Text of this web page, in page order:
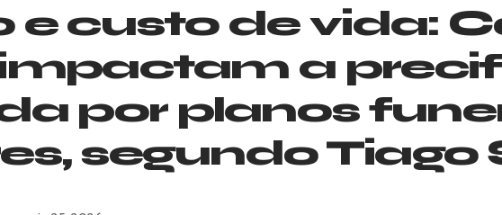
e custo de vida:
a
por planos
segundo Tiago